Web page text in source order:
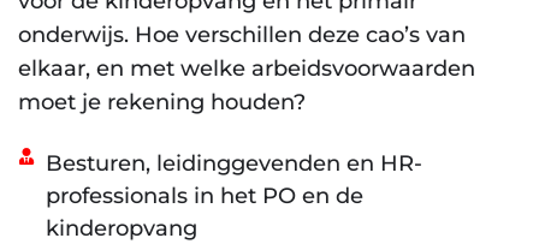
onderwijs. Hoe verschillen deze cao’s van
elkaar, en met welke arbeidsvoorwaarden
moet je rekening houden?
Besturen, leidinggevenden en HR-
professionals in het PO en de
kinderopvang